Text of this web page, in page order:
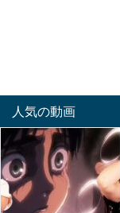
人気の動画